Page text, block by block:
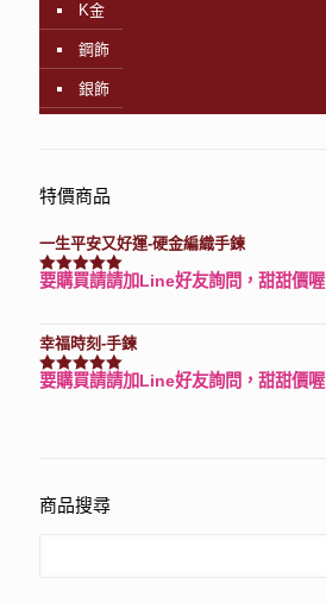
K金
鋼飾
銀飾
特價商品
一生平安又好運-硬金編織手鍊
評分7740滿分 5
要購買請請加Line好友詢問，甜甜價喔
幸福時刻-手鍊
評分3150滿分 5
要購買請請加Line好友詢問，甜甜價喔
商品搜尋